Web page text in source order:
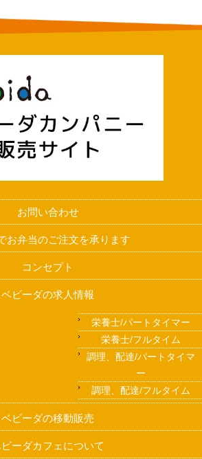
お問い合わせ
お弁当のご注文を承ります
コンセプト
ベビーダの求人情報
栄養士/パートタイマー
栄養士/フルタイム
調理、配達/パートタイマ
ー
調理、配達/フルタイム
ベビーダの移動販売
ーダカフェについて